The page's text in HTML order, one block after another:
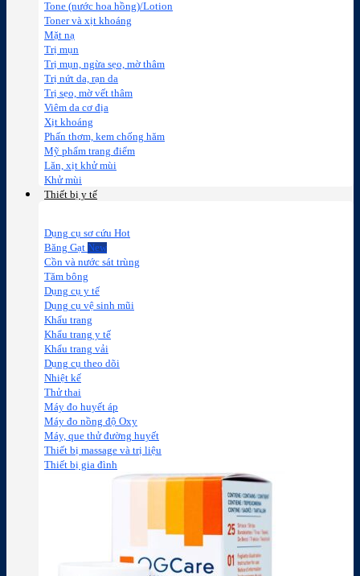
Tone (nước hoa hồng)/Lotion
Toner và xịt khoáng
Mặt nạ
Trị mụn
Trị mụn, ngừa sẹo, mờ thâm
Trị nứt da, rạn da
Trị sẹo, mờ vết thâm
Viêm da cơ địa
Xịt khoáng
Phấn thơm, kem chống hăm
Mỹ phẩm trang điểm
Lăn, xịt khử mùi
Khử mùi
Thiết bị y tế
Dụng cụ sơ cứu
Băng Gạt
Cồn và nước sát trùng
Tăm bông
Dụng cụ y tế
Dụng cụ vệ sinh mũi
Khẩu trang
Khẩu trang y tế
Khẩu trang vải
Dụng cụ theo dõi
Nhiệt kế
Thử thai
Máy đo huyết áp
Máy đo nồng độ Oxy
Máy, que thử đường huyết
Thiết bị massage và trị liệu
Thiết bị gia đình